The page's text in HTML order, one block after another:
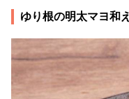
ゆり根の明太マヨ和え